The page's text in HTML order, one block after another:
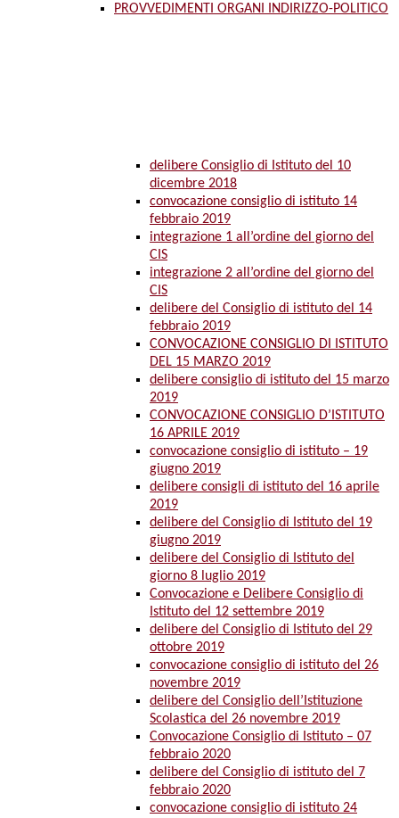
PROVVEDIMENTI ORGANI INDIRIZZO-POLITICO
delibere Consiglio di Istituto del 10
dicembre 2018
convocazione consiglio di istituto 14
febbraio 2019
integrazione 1 all’ordine del giorno del
CIS
integrazione 2 all’ordine del giorno del
CIS
delibere del Consiglio di istituto del 14
febbraio 2019
CONVOCAZIONE CONSIGLIO DI ISTITUTO
DEL 15 MARZO 2019
delibere consiglio di istituto del 15 marzo
2019
CONVOCAZIONE CONSIGLIO D’ISTITUTO
16 APRILE 2019
convocazione consiglio di istituto – 19
giugno 2019
delibere consigli di istituto del 16 aprile
2019
delibere del Consiglio di Istituto del 19
giugno 2019
delibere del Consiglio di Istituto del
giorno 8 luglio 2019
Convocazione e Delibere Consiglio di
Istituto del 12 settembre 2019
delibere del Consiglio di Istituto del 29
ottobre 2019
convocazione consiglio di istituto del 26
novembre 2019
delibere del Consiglio dell’Istituzione
Scolastica del 26 novembre 2019
Convocazione Consiglio di Istituto – 07
febbraio 2020
delibere del Consiglio di istituto del 7
febbraio 2020
convocazione consiglio di istituto 24